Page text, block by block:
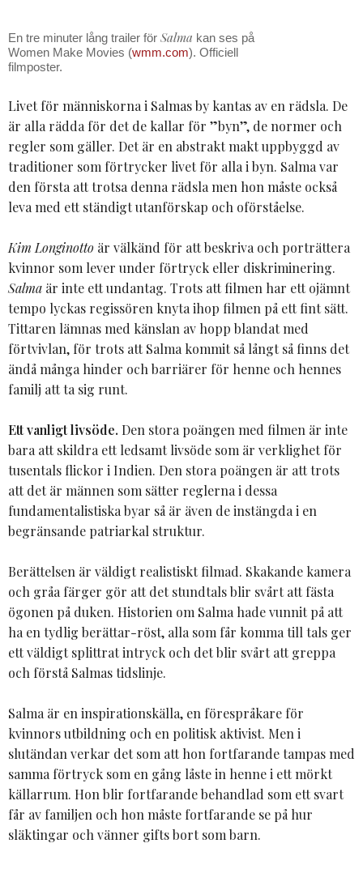
En tre minuter lång trailer för Salma kan ses på
Women Make Movies (wmm.com). Officiell
filmposter.
Livet för människorna i Salmas by kantas av en rädsla. De
är alla rädda för det de kallar för ”byn”, de normer och
regler som gäller. Det är en abstrakt makt uppbyggd av
traditioner som förtrycker livet för alla i byn. Salma var
den första att trotsa denna rädsla men hon måste också
leva med ett ständigt utanförskap och oförståelse.
Kim Longinotto är välkänd för att beskriva och porträttera
kvinnor som lever under förtryck eller diskriminering.
Salma är inte ett undantag. Trots att filmen har ett ojämnt
tempo lyckas regissören knyta ihop filmen på ett fint sätt.
Tittaren lämnas med känslan av hopp blandat med
förtvivlan, för trots att Salma kommit så långt så finns det
ändå många hinder och barriärer för henne och hennes
familj att ta sig runt.
Ett vanligt livsöde. Den stora poängen med filmen är inte
bara att skildra ett ledsamt livsöde som är verklighet för
tusentals flickor i Indien. Den stora poängen är att trots
att det är männen som sätter reglerna i dessa
fundamentalistiska byar så är även de instängda i en
begränsande patriarkal struktur.
Berättelsen är väldigt realistiskt filmad. Skakande kamera
och gråa färger gör att det stundtals blir svårt att fästa
ögonen på duken. Historien om Salma hade vunnit på att
ha en tydlig berättar-röst, alla som får komma till tals ger
ett väldigt splittrat intryck och det blir svårt att greppa
och förstå Salmas tidslinje.
Salma är en inspirationskälla, en förespråkare för
kvinnors utbildning och en politisk aktivist. Men i
slutändan verkar det som att hon fortfarande tampas med
samma förtryck som en gång låste in henne i ett mörkt
källarrum. Hon blir fortfarande behandlad som ett svart
får av familjen och hon måste fortfarande se på hur
släktingar och vänner gifts bort som barn.